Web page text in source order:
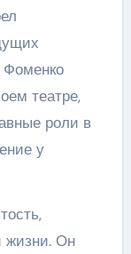
Фоменко
театре,
роли в
у
жизни. Он